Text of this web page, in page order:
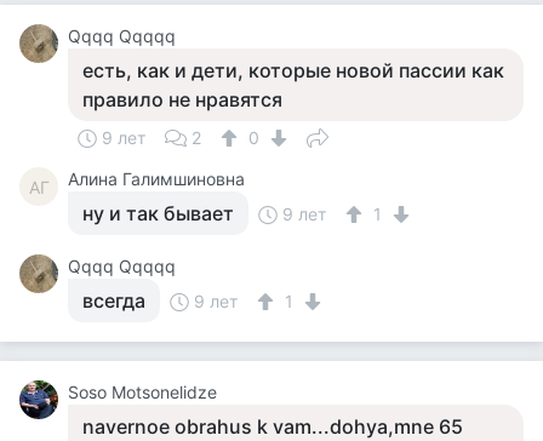
Qqqq Qqqqq
есть, как и дети, которые новой пассии как
правило не нравятся
9 лет 2 0
АГ Алина Галимшиновна
ну и так бывает 9 лет 1
Qqqq Qqqqq
всегда 9 лет 1
Soso Motsonelidze
navernoe obrahus k vam...dohya,mne 65